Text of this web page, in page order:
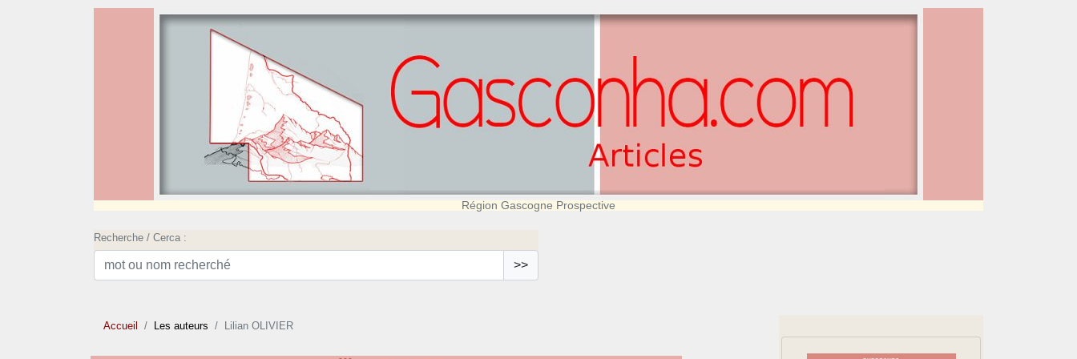
Région Gascogne Prospective
Recherche / Cerca :
>>
Accueil Les auteurs Lilian OLIVIER